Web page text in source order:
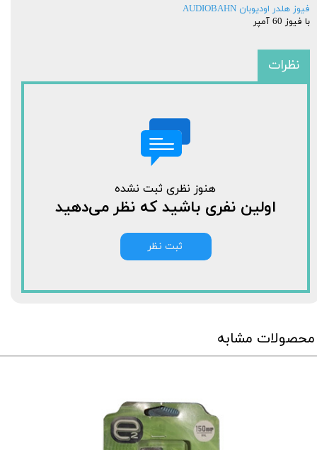
فیوز هلدر اودیوبان AUDIOBAHN
با فیوز 60 آمپر
نظرات
هنوز نظری ثبت نشده
اولین نفری باشید که نظر می‌دهید
ثبت نظر
محصولات مشابه